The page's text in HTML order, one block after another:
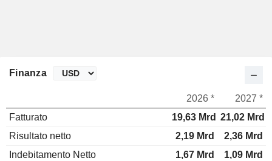
Finanza
2026 *
2027 *
Fatturato
19,63 Mrd 21,02 Mrd
Risultato netto
2,19 Mrd
2,36 Mrd
Indebitamento Netto
1,67 Mrd 1,09 Mrd